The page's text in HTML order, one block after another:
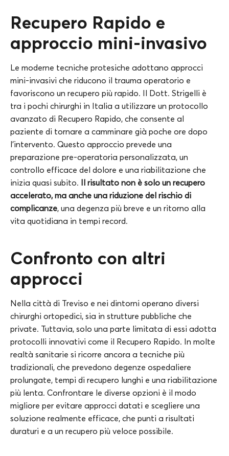
Recupero Rapido e
approccio mini-invasivo
Le moderne tecniche protesiche adottano approcci
mini-invasivi che riducono il trauma operatorio e
favoriscono un recupero più rapido. Il Dott. Strigelli è
tra i pochi chirurghi in Italia a utilizzare un protocollo
avanzato di Recupero Rapido, che consente al
paziente di tornare a camminare già poche ore dopo
l’intervento. Questo approccio prevede una
preparazione pre-operatoria personalizzata, un
controllo efficace del dolore e una riabilitazione che
inizia quasi subito. Il risultato non è solo un recupero
accelerato, ma anche una riduzione del rischio di
complicanze, una degenza più breve e un ritorno alla
vita quotidiana in tempi record.
Confronto con altri
approcci
Nella città di Treviso e nei dintorni operano diversi
chirurghi ortopedici, sia in strutture pubbliche che
private. Tuttavia, solo una parte limitata di essi adotta
protocolli innovativi come il Recupero Rapido. In molte
realtà sanitarie si ricorre ancora a tecniche più
tradizionali, che prevedono degenze ospedaliere
prolungate, tempi di recupero lunghi e una riabilitazione
più lenta. Confrontare le diverse opzioni è il modo
migliore per evitare approcci datati e scegliere una
soluzione realmente efficace, che punti a risultati
duraturi e a un recupero più veloce possibile.